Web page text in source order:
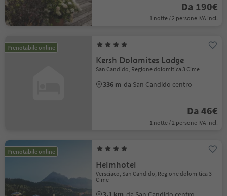
Da 190€
1 notte / 2 persone IVA incl.
Prenotabile online
Kersh Dolomites Lodge
San Candido, Regione dolomitica 3 Cime
336 m da San Candido centro
Da 46€
1 notte / 2 persone IVA incl.
Prenotabile online
Helmhotel
Versciaco, San Candido, Regione dolomitica 3
Cime